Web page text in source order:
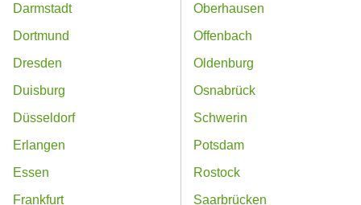
Darmstadt
Dortmund
Dresden
Duisburg
Düsseldorf
Erlangen
Essen
Frankfurt
Oberhausen
Offenbach
Oldenburg
Osnabrück
Schwerin
Potsdam
Rostock
Saarbrücken